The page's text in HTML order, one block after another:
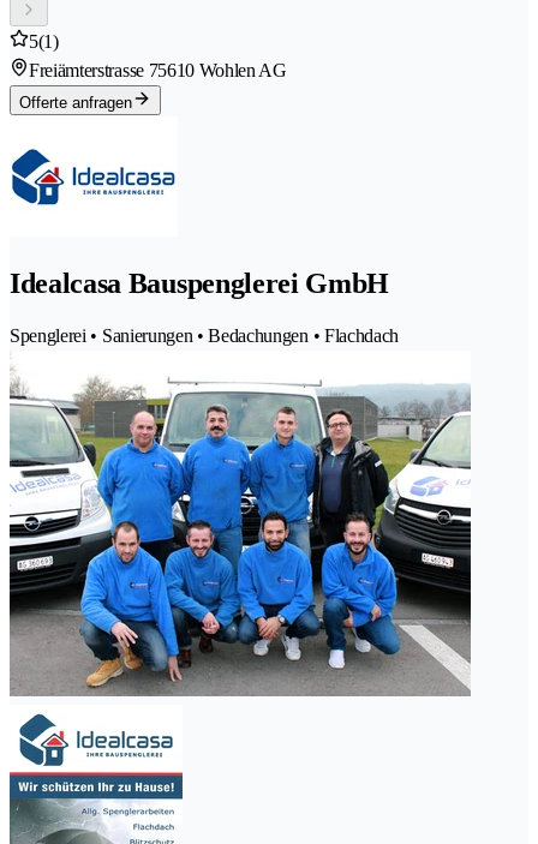
5(1)
Freiämterstrasse 75610 Wohlen AG
Offerte anfragen
Idealcasa Bauspenglerei GmbH
Spenglerei • Sanierungen • Bedachungen • Flachdach